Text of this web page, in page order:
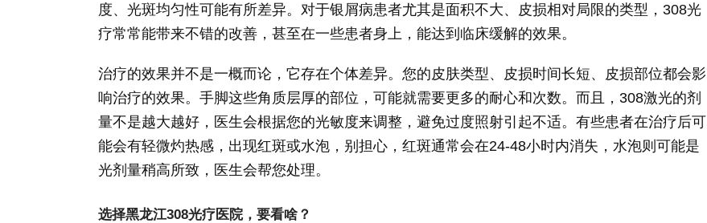
度、光斑均匀性可能有所差异。对于银屑病患者尤其是面积不大、皮损相对局限的类型，308光
疗常常能带来不错的改善，甚至在一些患者身上，能达到临床缓解的效果。
治疗的效果并不是一概而论，它存在个体差异。您的皮肤类型、皮损时间长短、皮损部位都会影
响治疗的效果。手脚这些角质层厚的部位，可能就需要更多的耐心和次数。而且，308激光的剂
量不是越大越好，医生会根据您的光敏度来调整，避免过度照射引起不适。有些患者在治疗后可
能会有轻微灼热感，出现红斑或水泡，别担心，红斑通常会在24-48小时内消失，水泡则可能是
光剂量稍高所致，医生会帮您处理。
选择黑龙江308光疗医院，要看啥？